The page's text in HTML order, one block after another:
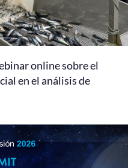
online sobre el
en el análisis de